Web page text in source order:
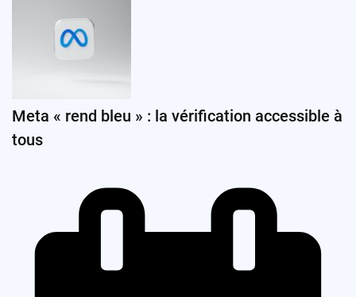
Meta « rend bleu » : la vérification accessible à
tous